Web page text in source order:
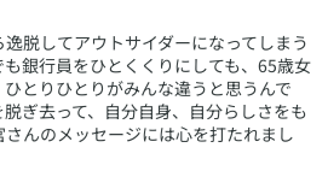
脱してアウトサイダーになってしまう
銀行員をひとくくりにしても、65歳女
とりひとりがみんな違うと思うんで
ぎ去って、自分自身、自分らしさをも
んのメッセージには心を打たれまし